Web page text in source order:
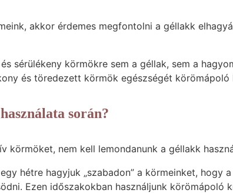
akkor érdemes megfontolni a géllakk
sérülékeny körmökre sem a géllak, sem a
és töredezett körmök egészségét
során?
körmöket, nem kell lemondanunk a géllakk
hétre hagyjuk „szabadon” a körmeinket, hogy
Ezen időszakokban használjunk